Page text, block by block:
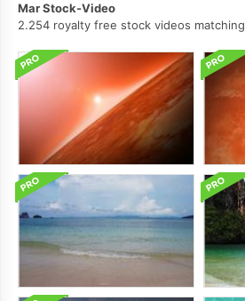
Mar Stock-Video
2.254 royalty free stock videos matching